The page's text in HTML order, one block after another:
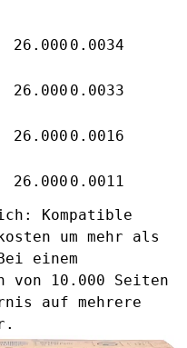
26.000 0.0034
26.000 0.0033
26.000 0.0016
26.000 0.0011
Kompatible
um mehr als
einem
von 10.000 Seiten
auf mehrere